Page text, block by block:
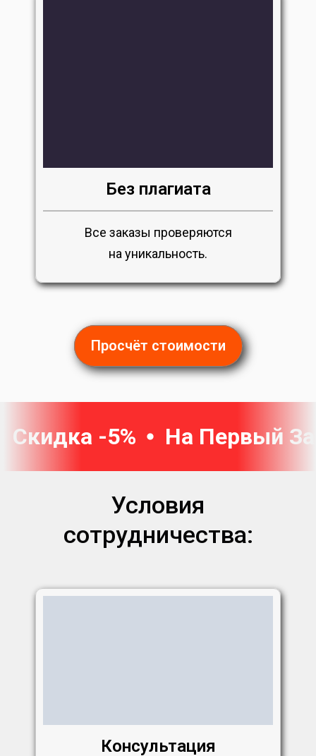
Без плагиата
Все заказы проверяются
на уникальность.
Просчёт стоимости
Условия
сотрудничества:
Консультация
Скидка -5% На Первый